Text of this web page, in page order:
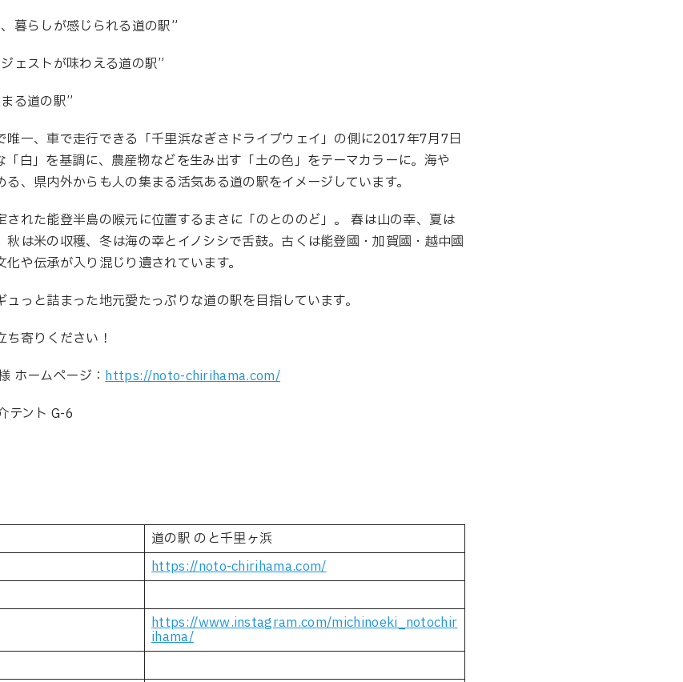
暮らしが感じられる道の駅”
ェストが味わえる道の駅”
る道の駅”
唯一、車で走行できる「千里浜なぎさドライブウェイ」の側に2017年7月7日
「白」を基調に、農産物などを生み出す「土の色」をテーマカラーに。海や
、県内外からも人の集まる活気ある道の駅をイメージしています。
れた能登半島の喉元に位置するまさに「のとののど」。 春は山の幸、夏は
は米の収穫、冬は海の幸とイノシシで舌鼓。古くは能登國・加賀國・越中國
や伝承が入り混じり遺されています。
っと詰まった地元愛たっぷりな道の駅を目指しています。
寄りください！
ホームページ： https://noto-chirihama.com/
テント G-6
道の駅 のと千里ヶ浜
https://noto-chirihama.com/
https://www.instagram.com/michinoeki_notochir
ihama/